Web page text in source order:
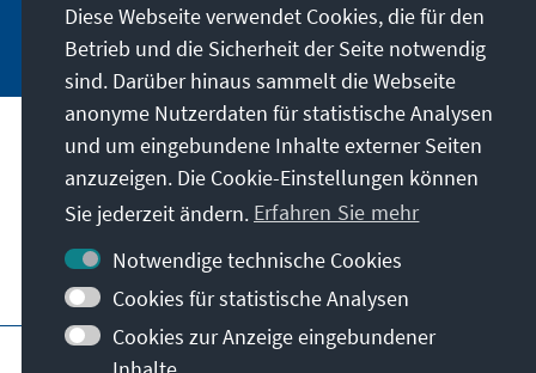
Jetzt abonnieren
Unser Auftrag
Kontakt
Weitere Angebote der Stiftung
Impressum
Datenschutz
Diese Webseite verwendet Cookies, die für den
Betrieb und die Sicherheit der Seite notwendig
sind. Darüber hinaus sammelt die Webseite
anonyme Nutzerdaten für statistische Analysen
und um eingebundene Inhalte externer Seiten
anzuzeigen. Die Cookie-Einstellungen können
Sie jederzeit ändern. Erfahren Sie mehr
Notwendige technische Cookies
Cookies für statistische Analysen
Cookies zur Anzeige eingebundener